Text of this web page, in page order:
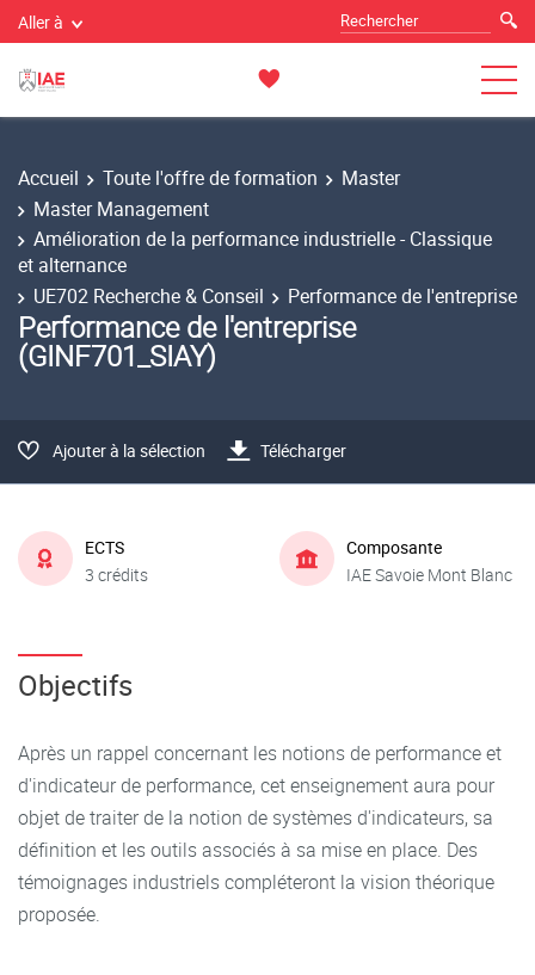
Aller à
Accueil Toute l'offre de formation
Master
Master Management
Amélioration de la performance industrielle - Classique
et alternance
UE702 Recherche & Conseil
Performance de l'entreprise
Performance de l'entreprise
(GINF701_SIAY)
Ajouter à la sélection Télécharger
ECTS
3 crédits
Composante
IAE Savoie Mont Blanc
Objectifs
Après un rappel concernant les notions de performance et
d'indicateur de performance, cet enseignement aura pour
objet de traiter de la notion de systèmes d'indicateurs, sa
définition et les outils associés à sa mise en place. Des
témoignages industriels compléteront la vision théorique
proposée.